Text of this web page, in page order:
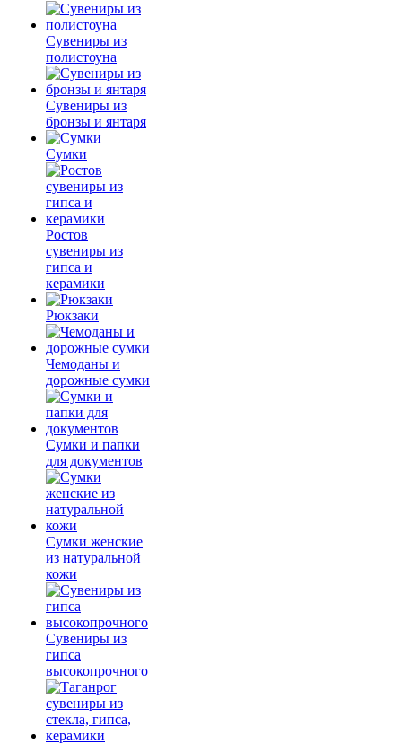
Сувениры из
полистоуна
Сувениры из
бронзы и янтаря
Сумки
Ростов
сувениры из
гипса и
керамики
Рюкзаки
Чемоданы и
дорожные сумки
Сумки и папки
для документов
Сумки женские
из натуральной
кожи
Сувениры из
гипса
высокопрочного